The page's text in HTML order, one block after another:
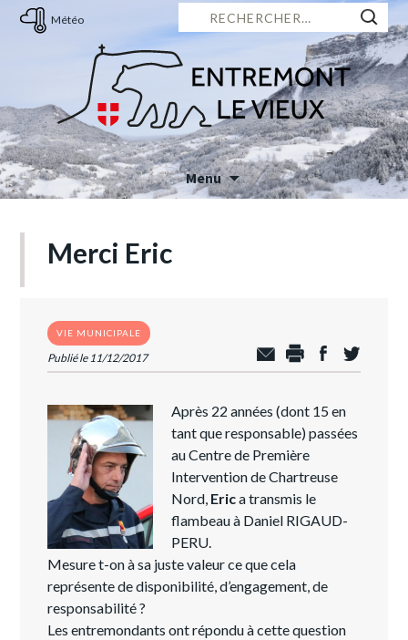
Météo
Rechercher :
Menu
to
contentMerci Eric
VIE MUNICIPALE
Publié le 11/12/2017
Après 22 années (dont 15 en
tant que responsable) passées
au Centre de Première
Intervention de Chartreuse
Nord, Erica transmis le
flambeau à Daniel RIGAUD-
PERU.
Mesure t-on à sa juste valeur ce que cela
représente de disponibilité, d’engagement, de
responsabilité ?
Les entremondants ont répondu à cette question